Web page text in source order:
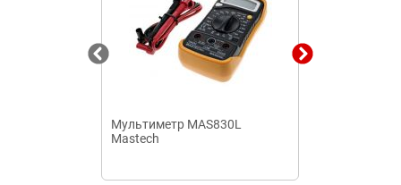
Мультиметр MAS830L
Mastech